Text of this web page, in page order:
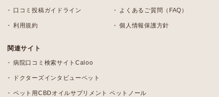
口コミ投稿ガイドライン よくあるご質問（FAQ）
利用規約 個人情報保護方針
関連サイト
病院口コミ検索サイトCaloo
ドクターズインタビューペット
ペット用CBDオイルサプリメント ペットノール